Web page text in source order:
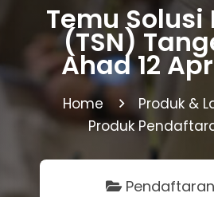
Temu Solusi
(TSN)
Ahad 12
Home
Produk &
Produk